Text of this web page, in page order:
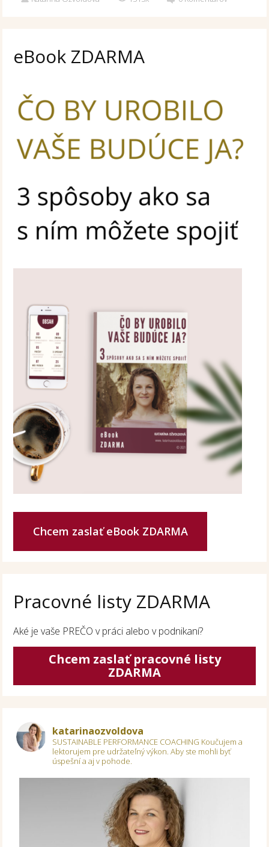
eBook ZDARMA
Chcem zaslať eBook ZDARMA
Pracovné listy ZDARMA
Aké je vaše PREČO v práci alebo v podnikaní?
Chcem zaslať pracovné listy
ZDARMA
katarinaozvoldova
SUSTAINABLE PERFORMANCE COACHING Koučujem a
lektorujem pre udržateľný výkon.Aby ste mohli byť
úspešní a aj v pohode.